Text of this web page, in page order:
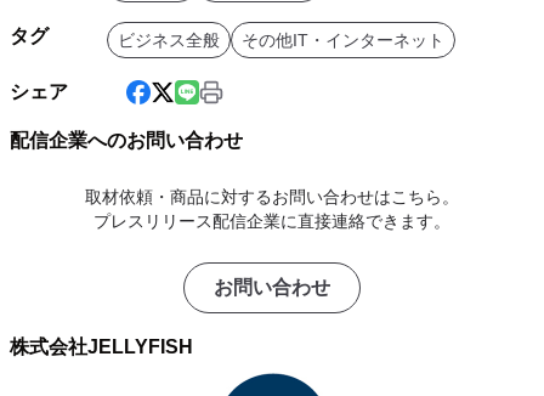
タグ ビジネス全般 その他IT・インターネット
シェア
配信企業へのお問い合わせ
取材依頼・商品に対するお問い合わせはこちら。
プレスリリース配信企業に直接連絡できます。
お問い合わせ
株式会社JELLYFISH